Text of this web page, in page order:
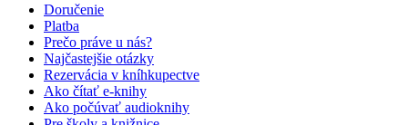
Doručenie
Platba
Prečo práve u nás?
Najčastejšie otázky
Rezervácia v kníhkupectve
Ako čítať e-knihy
Ako počúvať audioknihy